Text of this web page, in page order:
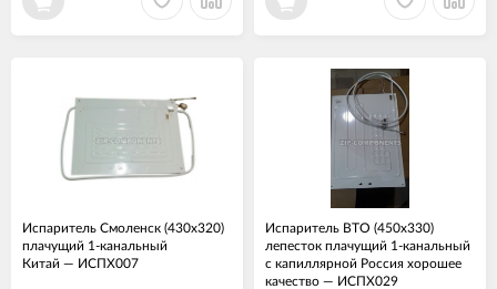
Испаритель Смоленск (430x320)
плачущий 1-канальный
Китай — ИСПХ007
Испаритель ВТО (450x330)
лепесток плачущий 1-канальный
с капиллярной Россия хорошее
качество — ИСПХ029